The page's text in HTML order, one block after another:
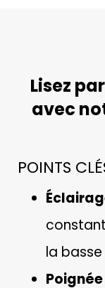
Lisez
avec
POINTS
la basse